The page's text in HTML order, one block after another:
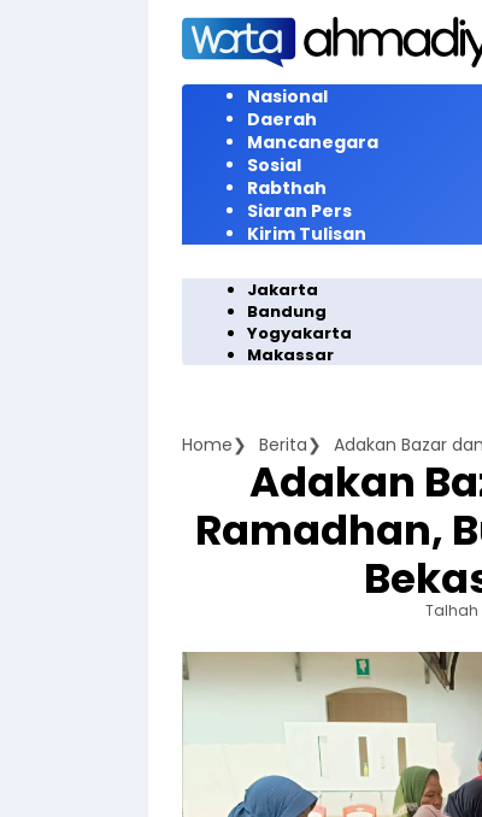
Langsung
konten
Nasional
Daerah
Mancanegara
Sosial
Rabthah
Siaran Pers
Kirim Tulisan
Jakarta
Bandung
Yogyakarta
Makassar
Home Berita
Adakan
Ramadhan,
Talhah